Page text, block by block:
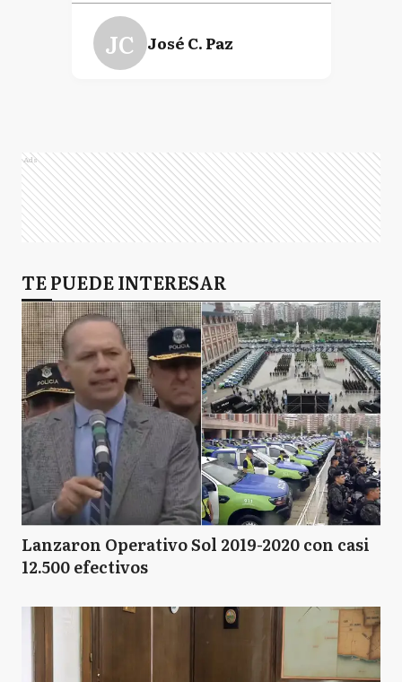
JC José C. Paz
MP Marcos Paz
M Merlo
M Moreno
N Navarro
P Pilar
SM San Miguel
Ads
TE PUEDE INTERESAR
Lanzaron Operativo Sol 2019-2020 con casi
12.500 efectivos